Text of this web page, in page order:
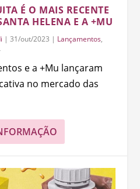
É O MAIS RECENTE
HELENA E A +MU
|31/out/2023 | Lançamentos,
e a +Mu lançaram
no mercado das